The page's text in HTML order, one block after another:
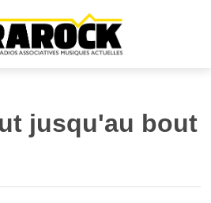
contenu principal
jusqu'au bout